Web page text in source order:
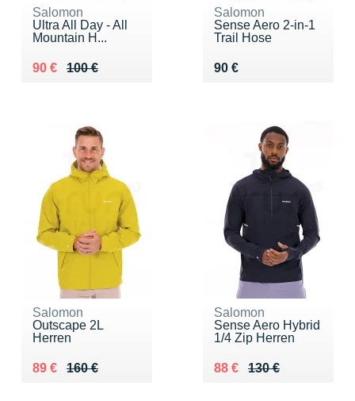
Salomon
Ultra All Day - All
Mountain H...
100 €
Au lieu de 100 €
90 €
Vendu 90 €
Salomon
Sense Aero 2-in-1
Trail Hose
90 €
Vendu 90 €
Salomon
Outscape 2L
Herren
160 €
Au lieu de 160 €
89 €
Vendu 89 €
Salomon
Sense Aero Hybrid
1/4 Zip Herren
130 €
Au lieu de 130 €
88 €
Vendu 88 €